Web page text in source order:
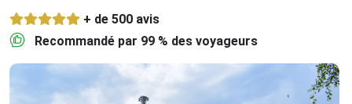
+ de 500 avis
Recommandé par 99 % des voyageurs